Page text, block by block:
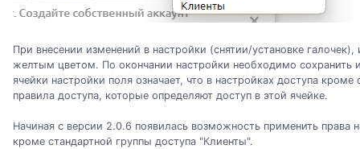
При внесении изменений в настройки (снятии/установке галочек),
желтым цветом. По окончании настройки необходимо сохранить
ячейки настройки поля означает, что в настройках доступа
правила доступа, которые определяют доступ в этой ячейке.
Начиная с версии 2.0.6 появилась возможность применить права
кроме стандартной группы доступа "Клиенты".